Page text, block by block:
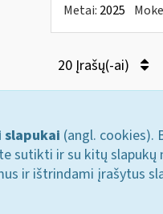
Metai: 2025
20 Įrašų(-ai)
slapukai (angl. cookies).
sutikti ir su kitų
ir ištrindami įrašytus